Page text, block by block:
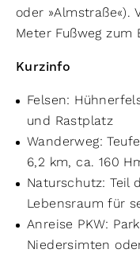
oder »Almstraße«).
Meter Fußweg zum
Kurzinfo
Felsen:
und Rastplatz
Wanderweg:
6,2 km, ca. 160
Naturschutz: Teil
Lebensraum für
Anreise PKW:
Niedersimten